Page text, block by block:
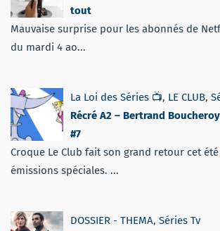
tout
Mauvaise surprise pour les abonnés de
du mardi 4 ao...
La Loi des Séries 📺, LE CLUB,
Récré A2 – Bertrand
#7
Croque Le Club fait son grand retour cet été
émissions spéciales. ...
DOSSIER - THEMA, Séries Tv